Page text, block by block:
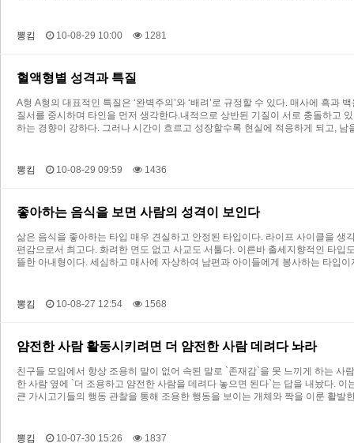
뽕킴 10-08-29 10:00 1281
혈액형별 성격과 특질
A형 A형의 대표적인 특질은 ‘완벽주의’와 ‘배려’로 규정할 수 있다. 매사에 흑
질서를 중시하며 타인을 먼저 생각한다.내적으로 상반된 기질이 서로 충돌하고
하는 경향이 강하다. 그러나 시간이 흐르고 성장할수록 현실에 적응하게 되고,
뽕킴 10-08-29 09:59 1436
좋아하는 음식을 보면 사람의 성격이 보인다
삶은 음식을 좋아하는 타입 매우 견실하고 안정된 타입이다. 라이프 사이클을
편감으로서 최고다. 화려한 면도 없고 사교도 서툴다. 이른바 출세지향적인 타
뜰한 아내형이다. 세심하고 매사에 자상하여 남편과 아이들에게 봉사하는 타입
뽕킴 10-08-27 12:54 1568
얌전한 사람 활동시키려면 더 얌전한 사람 데려다 놔라
친구들 모임에서 항상 조용히 말이 없어 속된 말로 `존재감`을 못 느끼게 하는
한 사람 옆에 `더 조용하고 얌전한 사람을 데려다 놓으면 된다`는 답을 내놨다.
큰 가시고기들의 행동 관찰을 통해 조용한 행동을 보이는 개체와 짝을 이룬 활발
뽕킴 10-07-30 15:26 1837